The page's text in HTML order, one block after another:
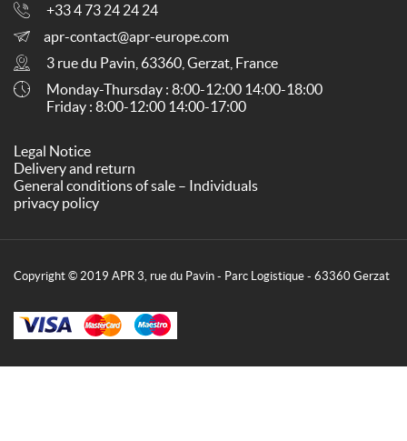
+33 4 73 24 24 24
apr-contact@apr-europe.com
3 rue du Pavin, 63360, Gerzat, France
Monday-Thursday : 8:00-12:00 14:00-18:00
Friday : 8:00-12:00 14:00-17:00
Legal Notice
Delivery and return
General conditions of sale – Individuals
privacy policy
Copyright © 2019 APR 3, rue du Pavin - Parc Logistique - 63360 Gerzat